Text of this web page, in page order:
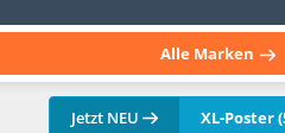
Alle Marken
Jetzt NEU XL-Poster